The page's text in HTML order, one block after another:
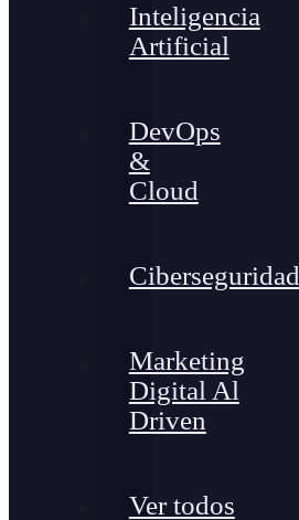
Inteligencia
Artificial
DevOps
&
Cloud
Ciberseguridad
Marketing
Digital Al
Driven
Ver todos